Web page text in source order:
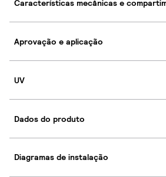
Características mecânicas e
Aprovação e aplicação
UV
Dados do produto
Diagramas de instalação